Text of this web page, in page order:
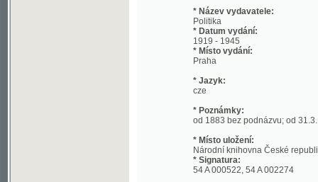
* Jazyk:
* Poznámky:
od 1883 bez podnázvu; od 31.3.1939
* Místo uložení:
Národní knihovna České republiky
* Signatura:
* Periodicita:
Zobrazit titul v Souborném katalogu
* URI:
http://kramerius.nkp.cz/kramerius/